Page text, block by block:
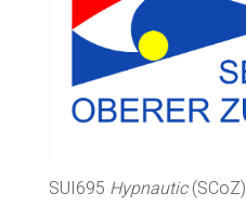
SUI695 Hypnautic(SCoZ)